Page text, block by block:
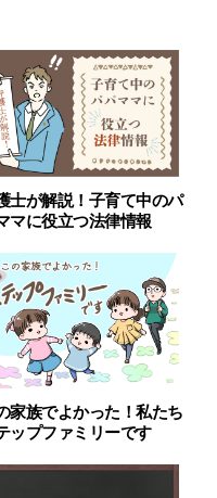
士が解説！子育て中のパ
マに役立つ法律情報
家族でよかった！私たち
ップファミリーです